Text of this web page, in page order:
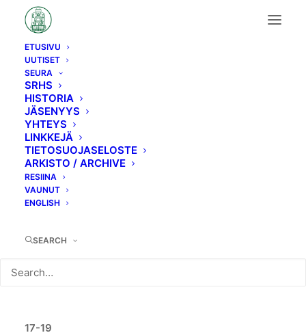
ETUSIVU
UUTISET
SEURA
SRHS
HISTORIA
JÄSENYYS
YHTEYS
LINKKEJÄ
TIETOSUOJASELOSTE
ARKISTO / ARCHIVE
RESIINA
VAUNUT
ENGLISH
SEARCH
Uutinen/tapahtuma
Asemapuistokävelyt
Pitäjänmäellä ja
Huopalahdessa
17-19